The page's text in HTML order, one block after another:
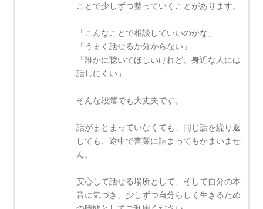
ことで少しずつ整っていくことがあります。
「こんなことで相談していいのかな」
「うまく話せるか分からない」
「誰かに聴いてほしいけれど、身近な人には
話しにくい」
そんな段階でも大丈夫です。
話がまとまっていなくても、同じ話を繰り返
しても、途中で言葉に詰まってもかまいませ
ん。
安心して話せる場所として、そして自分の本
音に気づき、少しずつ自分らしく生きるため